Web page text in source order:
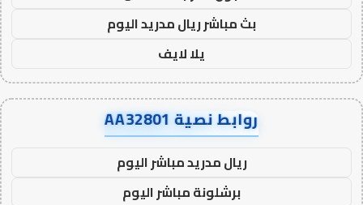
بث مباشر ريال مدريد اليوم
يلا لايف
روابط نصية AA32801
ريال مدريد مباشر اليوم
برشلونة مباشر اليوم